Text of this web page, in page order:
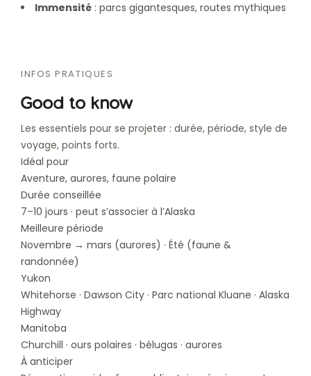
Immensité : parcs gigantesques, routes mythiques
INFOS PRATIQUES
Good to know
Les essentiels pour se projeter : durée, période, style de
voyage, points forts.
Idéal pour
Aventure, aurores, faune polaire
Durée conseillée
7–10 jours · peut s’associer à l’Alaska
Meilleure période
Novembre → mars (aurores) · Été (faune &
randonnée)
Yukon
Whitehorse · Dawson City · Parc national Kluane · Alaska
Highway
Manitoba
Churchill · ours polaires · bélugas · aurores
À anticiper